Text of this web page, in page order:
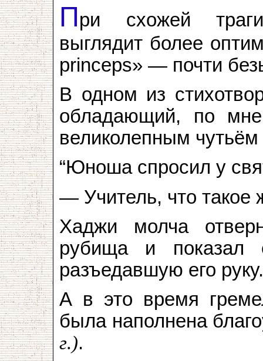
При схожей
выглядит более
princeps» — почти
В одном из
обладающий, по
великолепным
“Юноша спросил у
— Учитель, что такое
Хаджи молча
рубища и показал
разъедавшую его руку.
А в это время
была наполнена
г.).